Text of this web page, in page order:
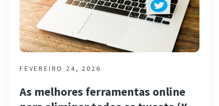
FEVEREIRO 24, 2026
As melhores ferramentas online